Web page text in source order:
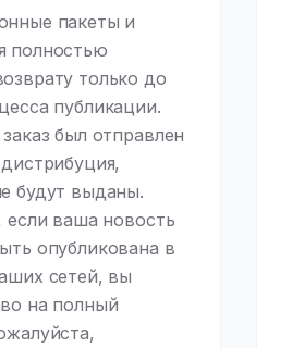
пакеты и
полностью
только до
публикации.
был отправлен
будут выданы.
если ваша новость
опубликована в
сетей, вы
на полный